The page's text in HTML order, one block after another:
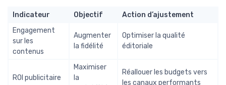
Indicateur Objectif
Action d’ajustement
Engagement
sur les
contenus
Augmenter
la fidélité
Optimiser la qualité
éditoriale
ROI publicitaire
Maximiser
la
Réallouer les budgets vers
les canaux performants